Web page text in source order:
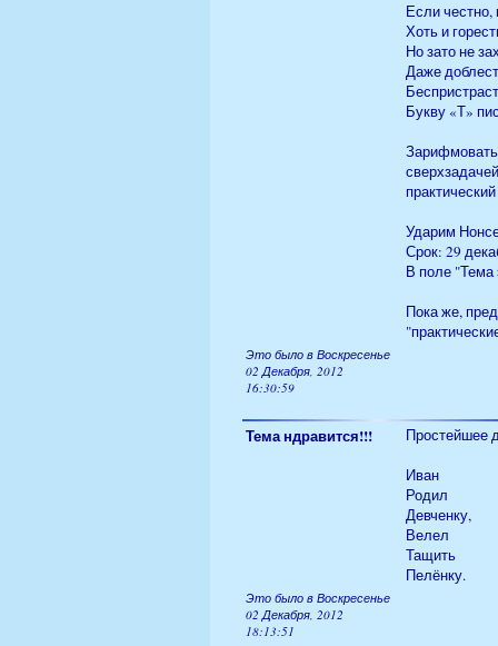
Если честно,
Хоть и
Но зато не
Даже
Букву «Т»
Зарифмовать
Ударим
Срок: 29
В поле "Тема
Пока же,
Это было в Воскресенье
02 Декабря, 2012
16:30:59
Тема ндравится!!!
Простейшее
Иван
Родил
Девченку,
Велел
Тащить
Пелёнку.
Это было в Воскресенье
02 Декабря, 2012
18:13:51